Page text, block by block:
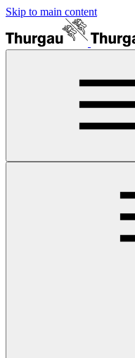
Skip to main content